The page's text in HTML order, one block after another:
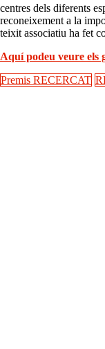
centres dels diferents
reconeixement a la
teixit associatiu ha fet
Aquí podeu veure els
Premis RECERCAT